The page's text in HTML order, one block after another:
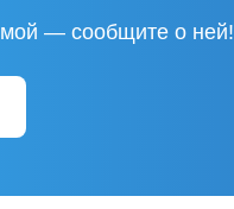
— сообщите о ней!